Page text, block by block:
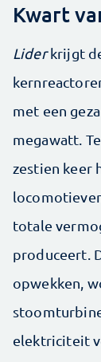
Kwart
Liderkrijgt
met een
megawatt.
zestien keer
totale
produceert.
opwekken,
elektriciteit